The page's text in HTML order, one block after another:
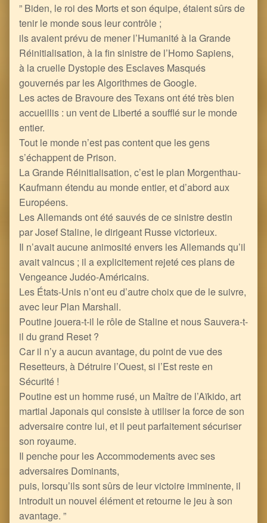
” Biden, le roi des Morts et son équipe, étaient sûrs de
tenir le monde sous leur contrôle ;
ils avaient prévu de mener l’Humanité à la Grande
Réinitialisation, à la fin sinistre de l’Homo Sapiens,
à la cruelle Dystopie des Esclaves Masqués
gouvernés par les Algorithmes de Google.
Les actes de Bravoure des Texans ont été très bien
accueillis : un vent de Liberté a soufflé sur le monde
entier.
Tout le monde n’est pas content que les gens
s’échappent de Prison.
La Grande Réinitialisation, c’est le plan Morgenthau-
Kaufmann étendu au monde entier, et d’abord aux
Européens.
Les Allemands ont été sauvés de ce sinistre destin
par Josef Staline, le dirigeant Russe victorieux.
Il n’avait aucune animosité envers les Allemands qu’il
avait vaincus ; il a explicitement rejeté ces plans de
Vengeance Judéo-Américains.
Les États-Unis n’ont eu d’autre choix que de le suivre,
avec leur Plan Marshall.
Poutine jouera-t-il le rôle de Staline et nous Sauvera-t-
il du grand Reset ?
Car il n’y a aucun avantage, du point de vue des
Resetteurs, à Détruire l’Ouest, si l’Est reste en
Sécurité !
Poutine est un homme rusé, un Maître de l’Aïkido, art
martial Japonais qui consiste à utiliser la force de son
adversaire contre lui, et il peut parfaitement sécuriser
son royaume.
Il penche pour les Accommodements avec ses
adversaires Dominants,
puis, lorsqu’ils sont sûrs de leur victoire imminente, il
introduit un nouvel élément et retourne le jeu à son
avantage. ”